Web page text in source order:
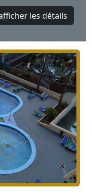
les détails